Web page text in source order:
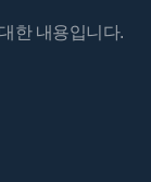
한 내용입니다.